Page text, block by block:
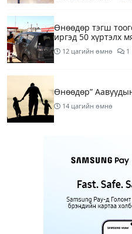
Өнөөдөр тэгш
иргэд 50 хүртэлх
12 цагийн өмнө 1
Өнөөдөр”
14 цагийн өмнө
Улаанбаатарт 31
16 цагийн өмнө
МАРГААШ:
1 өдрийн өмнө